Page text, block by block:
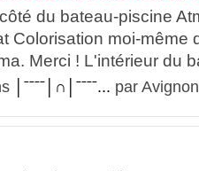
du bateau-piscine
Colorisation moi-même
Merci ! L'intérieur du
│ˉˉˉˉ│∩│ˉˉˉˉ... par